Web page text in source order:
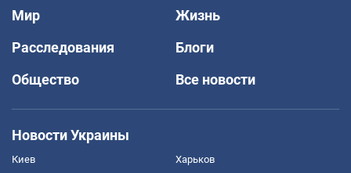
Мир
Жизнь
Расследования
Блоги
Общество
Все новости
Новости Украины
Киев Харьков